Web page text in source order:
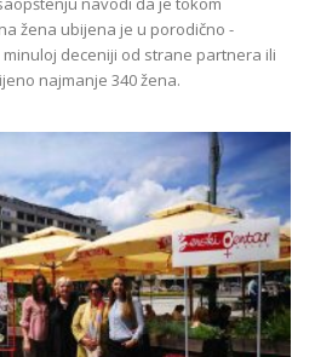
žena ubijena je u porodično -
deceniji od strane partnera ili
najmanje 340 žena.